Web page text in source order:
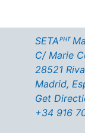
SETAᴾᴴᵀ
C/ Marie
28521
Madrid,
Get
+34 916